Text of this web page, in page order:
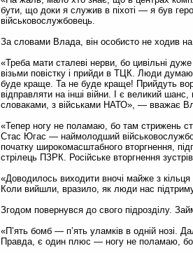
бути, що доки я служив в піхоті — я був
військовослужбовець.
За словами Влада, він особисто не ходив
«Треба мати сталеві нерви, бо цивільні
візьми повістку і прийди в ТЦК. Люди
буде краще. Та не буде краще! Прийдуть
відправляти на інші війни. І є великий
словаками, з військами НАТО», — вважає
«Тепер ногу не поламаю, бо там стрижень
Стас Югас — наймолодший
початку широкомасштабного вторгнення,
стрілець ПЗРК. Російське вторгнення
«Доводилось виходити вночі майже з
Коли вийшли, вразило, як люди нас
Згодом повернувся до свого підрозділу.
«П’ять бомб — п’ять уламків в одній нозі.
Правда, є один плюс — ногу не поламаю, бо